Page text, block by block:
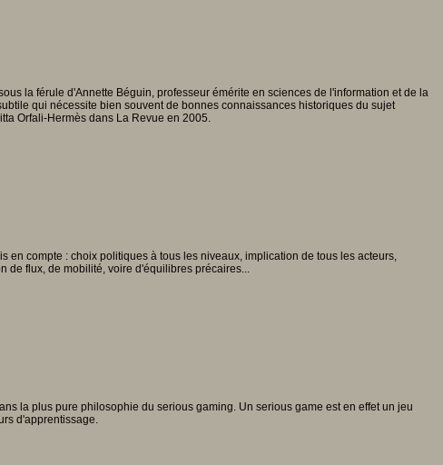
la férule d'Annette Béguin, professeur émérite en sciences de l'information et de la
qui nécessite bien souvent de bonnes connaissances historiques du sujet
Orfali-Hermès dans La Revue en 2005.
compte : choix politiques à tous les niveaux, implication de tous les acteurs,
de flux, de mobilité, voire d'équilibres précaires...
la plus pure philosophie du serious gaming. Un serious game est en effet un jeu
d'apprentissage.